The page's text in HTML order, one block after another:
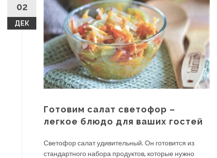
02
ДЕК
Готовим салат светофор –
легкое блюдо для ваших гостей
Светофор салат удивительный. Он готовится из
стандартного набора продуктов, которые нужно